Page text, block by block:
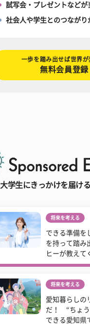
試写会・プレゼントなどが
社会人や学生とのつながり
一歩を踏み出せば世界が
無料会員登録
大学生にきっかけを届け
将来を考える
できる準備を
を持って踏
ヒーが教えて
将来を考える
愛知暮らしの
だ！ “ちょう
できる愛知県